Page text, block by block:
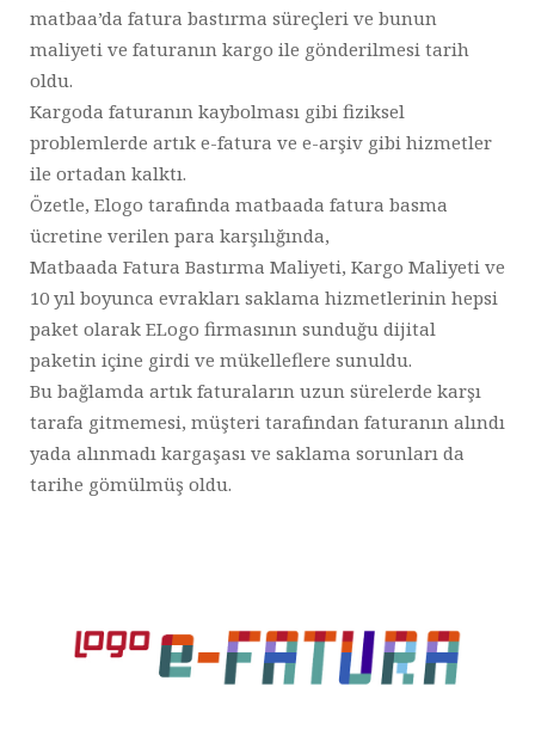
matbaa’da fatura bastırma süreçleri ve bunun
maliyeti ve faturanın kargo ile gönderilmesi tarih
oldu.
Kargoda faturanın kaybolması gibi fiziksel
problemlerde artık e-fatura ve e-arşiv gibi hizmetler
ile ortadan kalktı.
Özetle, Elogo tarafında matbaada fatura basma
ücretine verilen para karşılığında,
Matbaada Fatura Bastırma Maliyeti, Kargo Maliyeti ve
10 yıl boyunca evrakları saklama hizmetlerinin hepsi
paket olarak ELogo firmasının sunduğu dijital
paketin içine girdi ve mükelleflere sunuldu.
Bu bağlamda artık faturaların uzun sürelerde karşı
tarafa gitmemesi, müşteri tarafından faturanın alındı
yada alınmadı kargaşası ve saklama sorunları da
tarihe gömülmüş oldu.